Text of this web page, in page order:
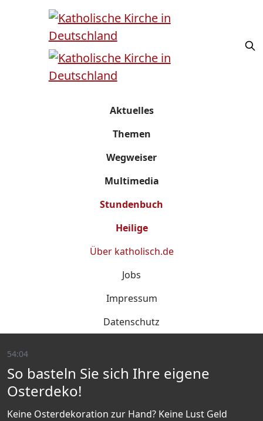
Aktuelles
Themen
Wegweiser
Multimedia
Stundenbuch
Heilige
Über katholisch.de
Jobs
Impressum
Datenschutz
54:04
So basteln Sie sich Ihre eigene
Osterdeko!
Keine Osterdekoration zur Hand? Keine Lust Geld